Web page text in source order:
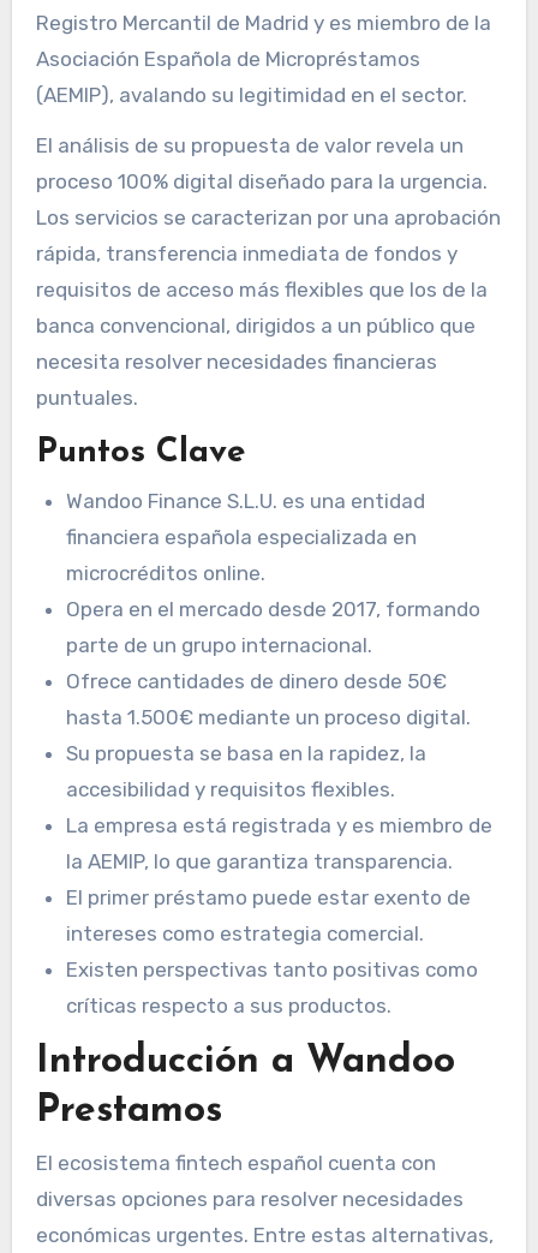
Registro Mercantil de Madrid y es miembro de la
Asociación Española de Micropréstamos
(AEMIP), avalando su legitimidad en el sector.
El análisis de su propuesta de valor revela un
proceso 100% digital diseñado para la urgencia.
Los servicios se caracterizan por una aprobación
rápida, transferencia inmediata de fondos y
requisitos de acceso más flexibles que los de la
banca convencional, dirigidos a un público que
necesita resolver necesidades financieras
puntuales.
Puntos Clave
Wandoo Finance S.L.U. es una entidad
financiera española especializada en
microcréditos online.
Opera en el mercado desde 2017, formando
parte de un grupo internacional.
Ofrece cantidades de dinero desde 50€
hasta 1.500€ mediante un proceso digital.
Su propuesta se basa en la rapidez, la
accesibilidad y requisitos flexibles.
La empresa está registrada y es miembro de
la AEMIP, lo que garantiza transparencia.
El primer préstamo puede estar exento de
intereses como estrategia comercial.
Existen perspectivas tanto positivas como
críticas respecto a sus productos.
Introducción a Wandoo
Prestamos
El ecosistema fintech español cuenta con
diversas opciones para resolver necesidades
económicas urgentes. Entre estas alternativas,